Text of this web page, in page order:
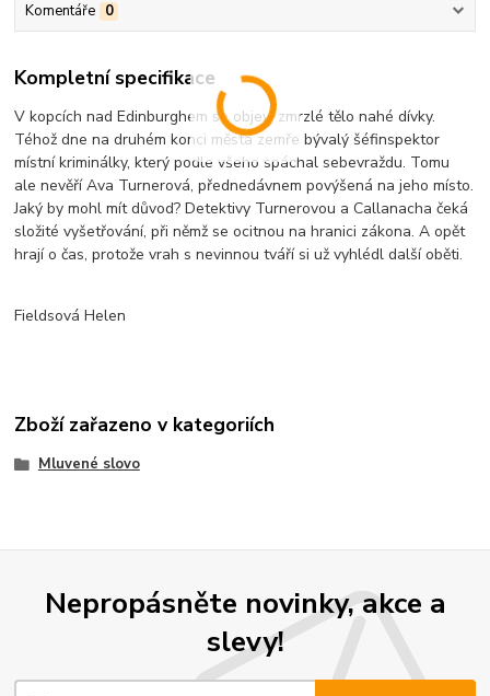
Komentáře 0
Kompletní specifikace
V kopcích nad Edinburghem se objeví zmrzlé tělo nahé dívky.
Téhož dne na druhém konci města zemře bývalý šéfinspektor
místní kriminálky, který podle všeho spáchal sebevraždu. Tomu
ale nevěří Ava Turnerová, přednedávnem povýšená na jeho místo.
Jaký by mohl mít důvod? Detektivy Turnerovou a Callanacha čeká
složité vyšetřování, při němž se ocitnou na hranici zákona. A opět
hrají o čas, protože vrah s nevinnou tváří si už vyhlédl další oběti.
Fieldsová Helen
Zboží zařazeno v kategoriích
Mluvené slovo
Nepropásněte novinky, akce a
slevy!